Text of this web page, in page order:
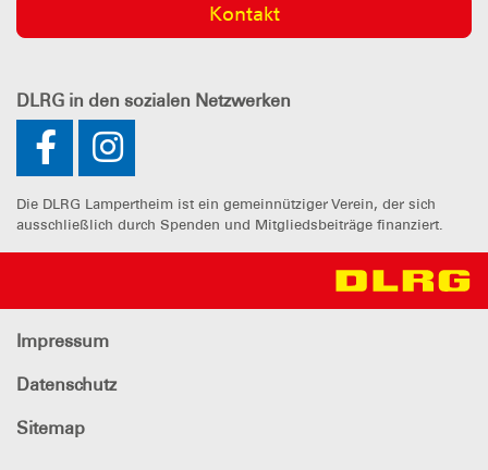
Kontakt
DLRG in den sozialen Netzwerken
Die DLRG Lampertheim ist ein gemeinnütziger Verein, der sich
ausschließlich durch Spenden und Mitgliedsbeiträge finanziert.
Impressum
Datenschutz
Sitemap